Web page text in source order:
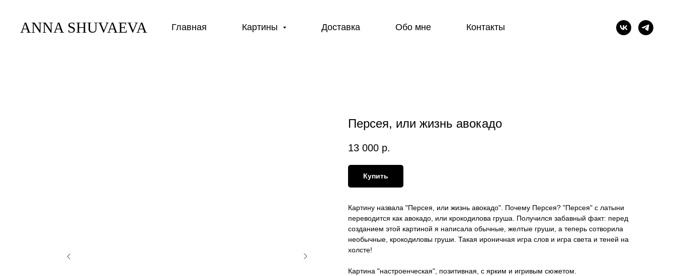
ANNA SHUVAEVA Главная Картины Доставка Обо мне Контакты
Персея, или жизнь авокадо
13 000 р.
Купить
Картину назвала "Персея, или жизнь авокадо". Почему Персея? "Персея" с латыни
переводится как авокадо, или крокодилова груша. Получился забавный факт: перед
созданием этой картиной я написала обычные, желтые груши, а теперь сотворила
необычные, крокодиловы груши. Такая ироничная игра слов и игра света и теней на
холсте!
Картина "настроенческая", позитивная, с ярким и игривым сюжетом.